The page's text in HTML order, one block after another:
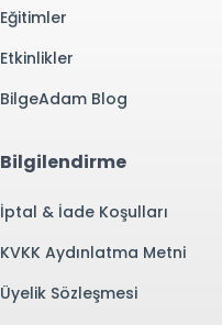
Eğitimler
Etkinlikler
BilgeAdam Blog
Bilgilendirme
İptal & İade Koşulları
KVKK Aydınlatma Metni
Üyelik Sözleşmesi